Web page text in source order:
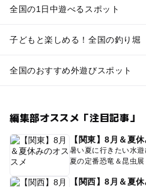
全国の1日中遊べるスポット
子どもと楽しめる！全国の釣り堀
全国のおすすめ外遊びスポット
編集部オススメ「注目記事」
【関東】8月＆夏
暑い夏に行きたい水遊
夏の定番恐竜＆昆虫展
【関西】8月＆夏